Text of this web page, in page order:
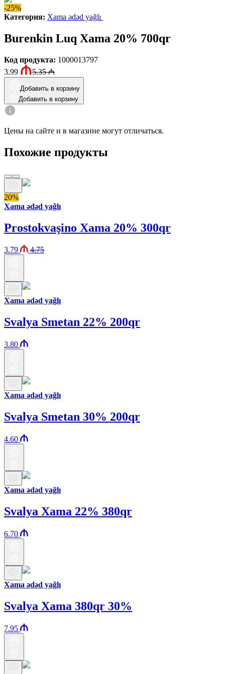
-25%
Категория: Xama ədəd yağlı
Burenkin Luq Xama 20% 700qr
Код продукта: 1000013797
3.99
5.35₼
Добавить в корзину
Добавить в корзину
Цены на сайте и в магазине могут отличаться.
Похожие продукты
20%
Xama ədəd yağlı
Prostokvaşino Xama 20% 300qr
3.79 4.75
Xama ədəd yağlı
Svalya Smetan 22% 200qr
3.80
Xama ədəd yağlı
Svalya Smetan 30% 200qr
4.60
Xama ədəd yağlı
Svalya Xama 22% 380qr
6.70
Xama ədəd yağlı
Svalya Xama 380qr 30%
7.95